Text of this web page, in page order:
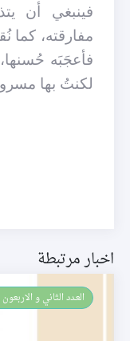
فينبغي أن
مفارقته، كما
فأعجَبَه
لكنتُ بها
اخبار مرتبطة
العـدد الثاني و الاربعون من مجلة شعائر